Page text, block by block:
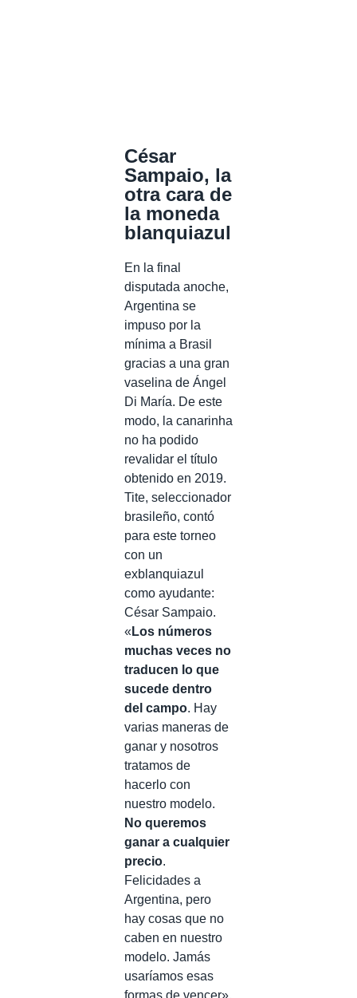
César
Sampaio, la
otra cara de
la moneda
blanquiazul
En la final
disputada anoche,
Argentina se
impuso por la
mínima a Brasil
gracias a una gran
vaselina de Ángel
Di María. De este
modo, la canarinha
no ha podido
revalidar el título
obtenido en 2019.
Tite, seleccionador
brasileño, contó
para este torneo
con un
exblanquiazul
como ayudante:
César Sampaio.
« Los números
muchas veces no
traducen lo que
sucede dentro
del campo. Hay
varias maneras de
ganar y nosotros
tratamos de
hacerlo con
nuestro modelo.
No queremos
ganar a cualquier
precio.
Felicidades a
Argentina, pero
hay cosas que no
caben en nuestro
modelo. Jamás
usaríamos esas
formas de vencer»,